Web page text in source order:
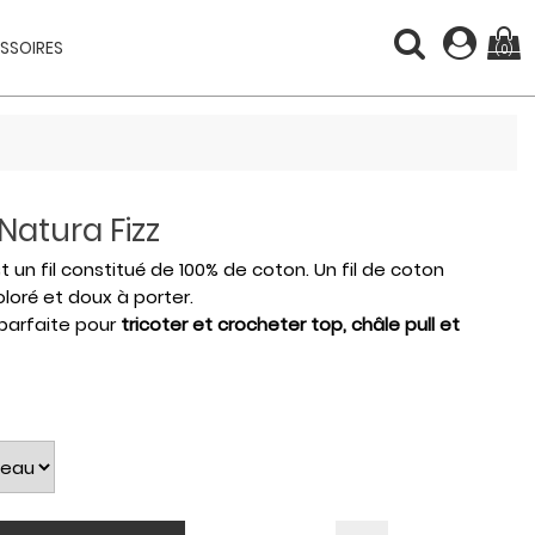
(0)
Fizz
un fil constitué de 100% de coton. Un fil de coton
et doux à porter.
pourtricoter et crocheter top, châle pull et